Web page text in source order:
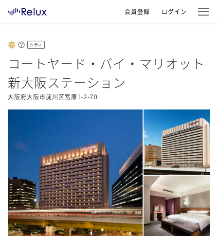
会員登録 ログイン
シティ
コートヤード・バイ・マリオット
新大阪ステーション
大阪府大阪市淀川区宮原1-2-70